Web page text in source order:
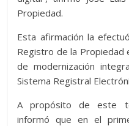
Propiedad.
Esta afirmación la
Registro de la Propiedad
de modernización
Sistema Registral
A propósito de este
informó que en el